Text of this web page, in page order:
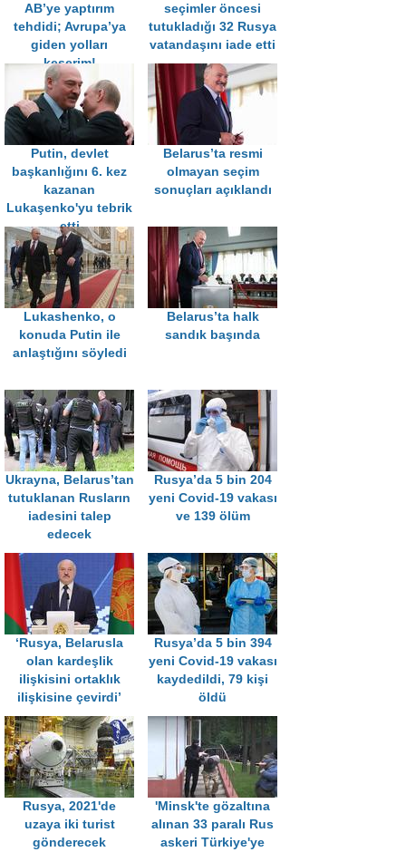
AB’ye yaptırım
tehdidi; Avrupa’ya
giden yolları
keserim!
seçimler öncesi
tutukladığı 32 Rusya
vatandaşını iade etti
Putin, devlet
başkanlığını 6. kez
kazanan
Lukaşenko'yu tebrik
etti
Belarus’ta resmi
olmayan seçim
sonuçları açıklandı
Lukashenko, o
konuda Putin ile
anlaştığını söyledi
Belarus’ta halk
sandık başında
Ukrayna, Belarus’tan
tutuklanan Rusların
iadesini talep
edecek
Rusya’da 5 bin 204
yeni Covid-19 vakası
ve 139 ölüm
‘Rusya, Belarusla
olan kardeşlik
ilişkisini ortaklık
ilişkisine çevirdi’
Rusya’da 5 bin 394
yeni Covid-19 vakası
kaydedildi, 79 kişi
öldü
Rusya, 2021'de
uzaya iki turist
gönderecek
'Minsk'te gözaltına
alınan 33 paralı Rus
askeri Türkiye'ye